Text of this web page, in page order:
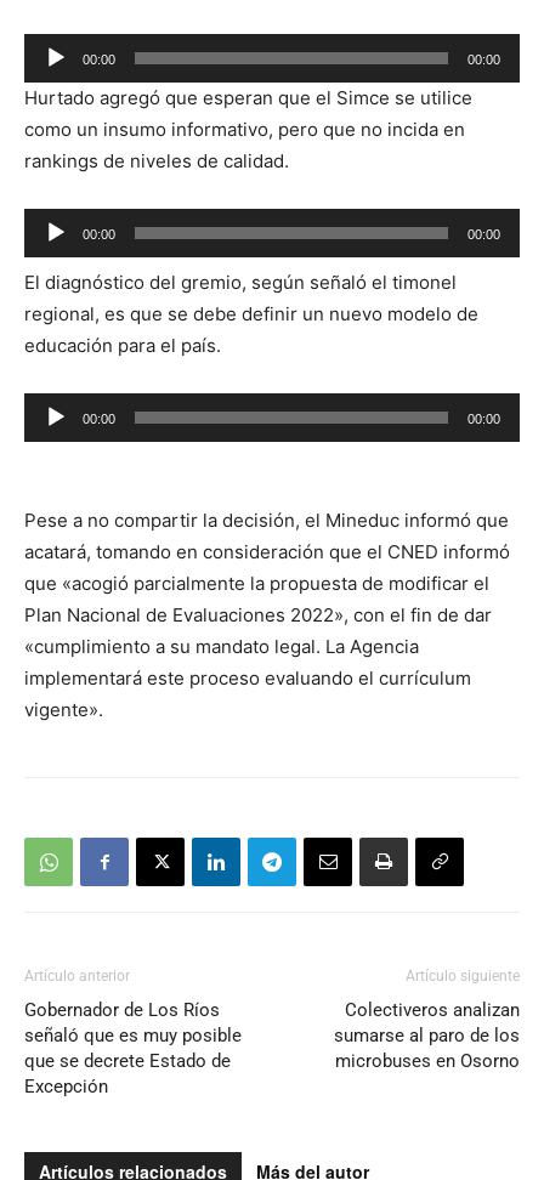
Reproductor
de
audio
00:00 00:00
Hurtado agregó que esperan que el Simce se utilice
como un insumo informativo, pero que no incida en
rankings de niveles de calidad.
Reproductor
de
audio
00:00 00:00
El diagnóstico del gremio, según señaló el timonel
regional, es que se debe definir un nuevo modelo de
educación para el país.
Reproductor
de
00:00 00:00
Pese a no compartir la decisión, el Mineduc informó que
acatará, tomando en consideración que el CNED informó
que «acogió parcialmente la propuesta de modificar el
Plan Nacional de Evaluaciones 2022», con el fin de dar
«cumplimiento a su mandato legal. La Agencia
implementará este proceso evaluando el currículum
vigente».
Artículo anterior
Gobernador de Los Ríos
señaló que es muy posible
que se decrete Estado de
Excepción
Artículo siguiente
Colectiveros analizan
sumarse al paro de los
microbuses en Osorno
Artículos relacionados Más del autor